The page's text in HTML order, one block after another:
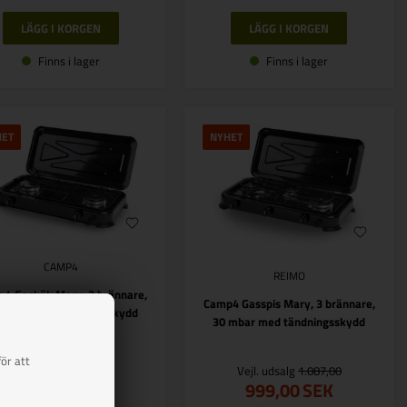
att
Finns i lager Finns i lager
CAMP4
4 Gaskök Mary, 2 brännare,
mbar, med tändningsskydd
Vejl. udsalg
NYHET
REIMO
Camp4 Gasspis Mary, 3 brännare,
30 mbar med tändningsskydd
Vejl. udsalg 1.087,00
999,00SEK